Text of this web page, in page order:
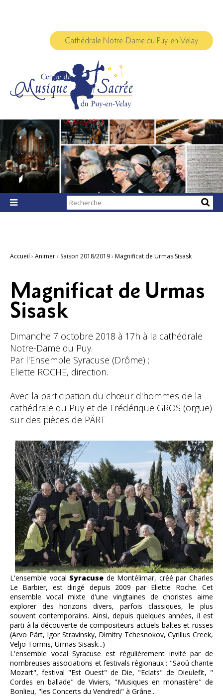
Cathédrale Notre-Dame du Puy-en-Velay

Chercher par
Recherche
Accueil › Animer› Saison 2018/2019› Magnificat de Urmas Sisask
Magnificat de Urmas
Sisask
Dimanche 7 octobre 2018 à 17h à la cathédrale
Notre-Dame du Puy.
Par l'Ensemble Syracuse (Drôme) ;
Eliette ROCHE, direction.
Avec la participation du chœur d'hommes de la
cathédrale du Puy et de Frédérique GROS (orgue)
sur des pièces de PÄRT
L'ensemble vocal Syracuse de Montélimar, créé par Charles
Le Barbier, est dirigé depuis 2009 par Eliette Roche. Cet
ensemble vocal mixte d'une vingtaines de choristes aime
explorer des horizons divers, parfois classiques, le plus
souvent contemporains. Ainsi, depuis quelques années, il est
parti à la découverte de compositeurs actuels baltes et russes
(Arvo Pärt, Igor Stravinsky, Dimitry Tchesnokov, Cyrillus Creek,
Veljo Tormis, Urmas Sisask...)
L'ensemble vocal Syracuse est régulièrement invité par de
nombreuses associations et festivals régionaux : "Saoû chante
Mozart", festival "Est Ouest" de Die, "Eclats" de Dieulefit, "
Cordes en ballade" de Viviers, "Musiques en monastère" de
Bonlieu, "les Concerts du Vendredi" à Grâne...